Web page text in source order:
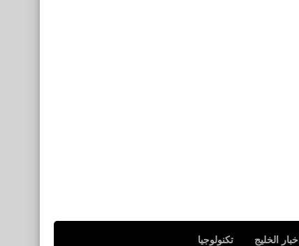
اخبار الخليج تكنولوجيا